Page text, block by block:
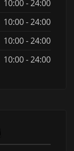
10:00 - 24:00
10:00 - 24:00
10:00 - 24:00
10:00 - 24:00